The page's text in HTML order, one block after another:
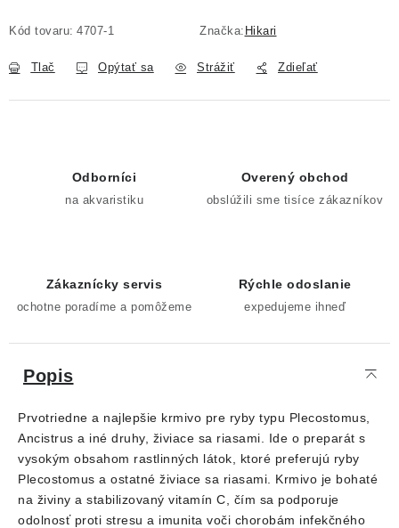
Kód tovaru: 4707-1 Značka: Hikari
Tlač Opýtať sa Strážiť Zdieľať
Odborníci
na akvaristiku
Overený obchod
obslúžili sme tisíce zákazníkov
Zákaznícky servis
ochotne poradíme a pomôžeme
Rýchle odoslanie
expedujeme ihneď
Popis
Prvotriedne a najlepšie krmivo pre ryby typu Plecostomus,
Ancistrus a iné druhy, živiace sa riasami. Ide o preparát s
vysokým obsahom rastlinných látok, ktoré preferujú ryby
Plecostomus a ostatné živiace sa riasami. Krmivo je bohaté
na živiny a stabilizovaný vitamín C, čím sa podporuje
odolnosť proti stresu a imunita voči chorobám infekčného